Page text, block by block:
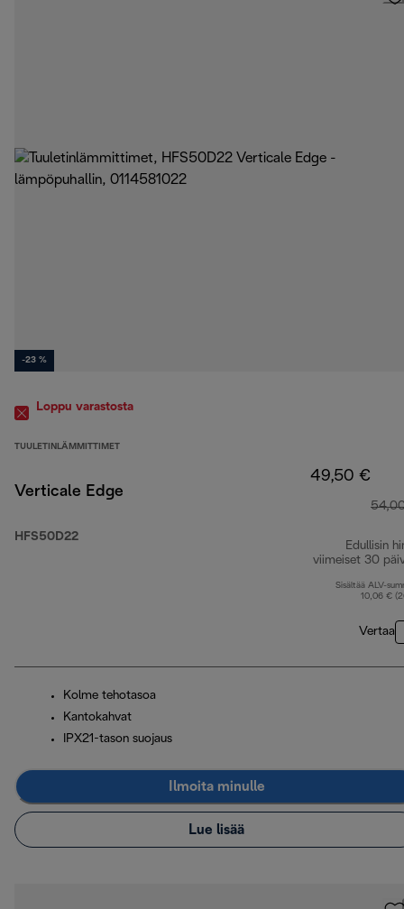
-23 %
Loppu varastosta
TUULETINLÄMMITTIMET
Verticale Edge
HFS50D22
49,50 €
Edullisin
viimeiset 30
Sisältää ALV-
10,06 €
Vertaa
Kolme tehotasoa
Kantokahvat
IPX21-tason suojaus
Ilmoita minulle
Lue lisää